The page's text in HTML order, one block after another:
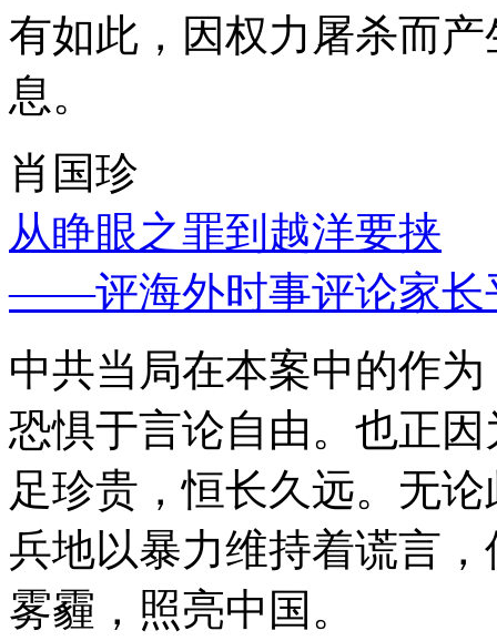
有如此，因权力屠杀而
息。
肖国珍
从睁眼之罪到越洋要挟
——评海外时事评论家长
中共当局在本案中的作
恐惧于言论自由。也正
足珍贵，恒长久远。无
兵地以暴力维持着谎言
雾霾，照亮中国。